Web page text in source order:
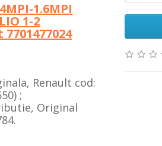
1.6MPI
1-2
Renault cod:
;
Original